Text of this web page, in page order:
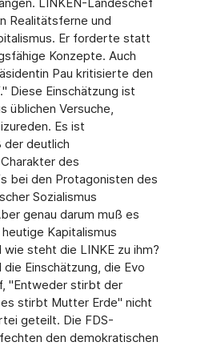
Realitätsferne und
Er forderte statt
Konzepte. Auch
Pau kritisierte den
Diese Einschätzung ist
üblichen Versuche,
Es ist
deutlich
des
bei den Protagonisten des
Sozialismus
genau darum muß es
Kapitalismus
wie steht die LINKE zu ihm?
Einschätzung, die Evo
"Entweder stirbt der
stirbt Mutter Erde" nicht
geteilt. Die FDS-
den demokratischen